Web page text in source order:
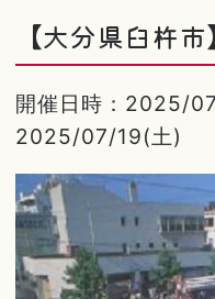
【大分県臼杵
開催日時：2025/
2025/07/19(土)